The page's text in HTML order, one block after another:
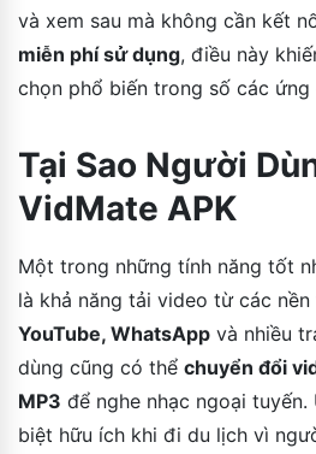
và xem sau mà không cần kết
miễn phí sử dụng, điều này
chọn phổ biến trong số các
Tại Sao Người
VidMate APK
Một trong những tính năng tốt
là khả năng tải video từ các
YouTube, WhatsApp và nhiều
dùng cũng có thể chuyển đổi
MP3 để nghe nhạc ngoại
biệt hữu ích khi đi du lịch vì